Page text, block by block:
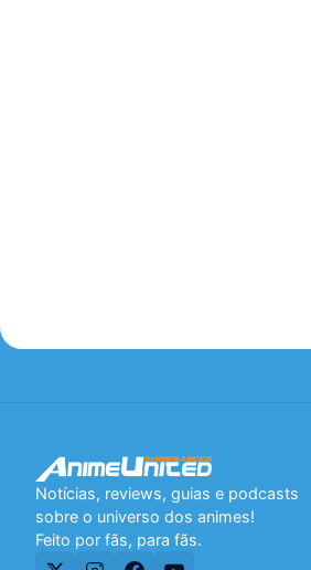
Notícias, reviews, guias e podcasts
sobre o universo dos animes!
Feito por fãs, para fãs.